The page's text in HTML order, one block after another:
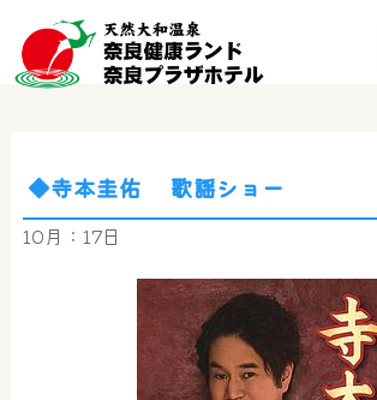
◆寺本圭佑 歌謡ショー
10月：17日
奈良健康ランド AIコンシェルジュです。
ご質問をお伺いします。